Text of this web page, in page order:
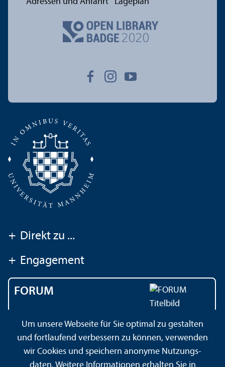
+ Direkt zu ...
+ Engagement
FORUM
Universität Mannheim
Um unsere Webseite für Sie optimal zu gestalten
und fortlaufend verbessern zu können, verwenden
wir Cookies und speichern anonyme Nutzungs­